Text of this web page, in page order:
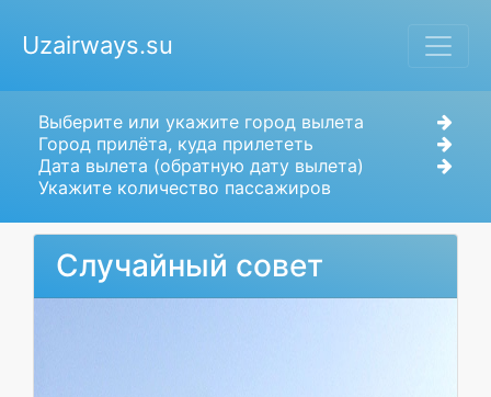
Uzairways.su
Выберите или укажите город вылета
Город прилёта, куда прилететь
Дата вылета (обратную дату вылета)
Укажите количество пассажиров
Случайный совет